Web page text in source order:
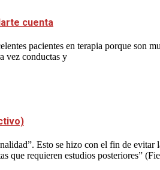
cuenta
pacientes en terapia porque son
vez conductas y
Esto se hizo con el fin de
que requieren estudios posteriores”